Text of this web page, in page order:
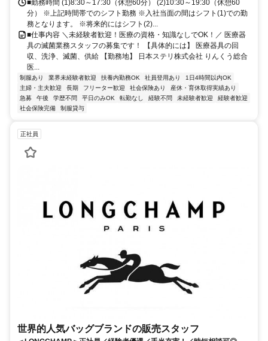
■勤務時間 (1)8:30～17:30（休憩60分） (2)10:30～19:30（休憩60
分） ※上記時間帯でのシフト勤務 ※入社当面の間はシフト(1)での勤
務となります。 ※将来的にはシフト(2)...
■仕事内容 ＼未経験者歓迎！医療の資格・知識なしでOK！／ 医療器
具の滅菌業務スタッフの募集です！ 【具体的には】 医療器具の回
収、洗浄、滅菌、供給 【勤務地】 日本ステリ株式会社 りんくう総合
医...
制服あり 業界未経験者歓迎 扶養内勤務OK 社員登用あり
1日4時間以内OK
主婦・主夫歓迎
長期 フリーター歓迎 社会保険あり
産休・育休取得実績あり
急募
午後 学歴不問 平日のみOK 転勤なし 経験不問 未経験者歓迎
経験者歓迎
社会保険完備
制服貸与
正社員
世界的人気バッグブランドの販売スタッフ